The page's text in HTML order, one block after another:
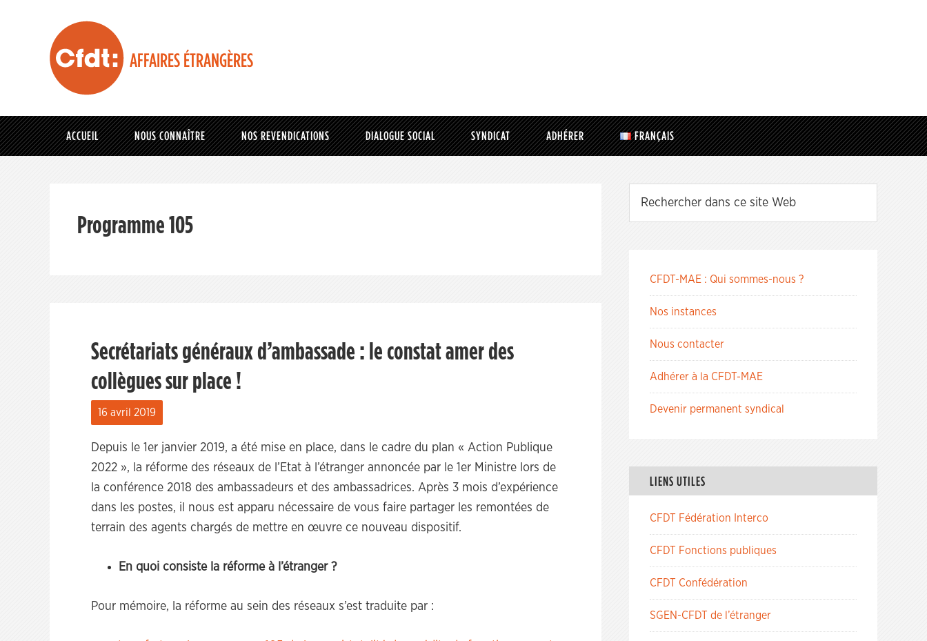
AFFAIRES ÉTRANGÈRES
ACCUEIL NOUS CONNAÎTRE NOS REVENDICATIONS DIALOGUE SOCIAL SYNDICAT ADHÉRER FRANÇAIS
Programme 105
Secrétariats généraux d’ambassade : le constat amer des
collègues sur place !
16 avril 2019
Depuis le 1er janvier 2019, a été mise en place, dans le cadre du plan « Action Publique
2022 », la réforme des réseaux de l’Etat à l’étranger annoncée par le 1er Ministre lors de
la conférence 2018 des ambassadeurs et des ambassadrices. Après 3 mois d’expérience
dans les postes, il nous est apparu nécessaire de vous faire partager les remontées de
terrain des agents chargés de mettre en œuvre ce nouveau dispositif.
En quoi consiste la réforme à l’étranger ?
Pour mémoire, la réforme au sein des réseaux s’est traduite par :
CFDT-MAE : Qui sommes-nous ?
Nos instances
Nous contacter
Adhérer à la CFDT-MAE
Devenir permanent syndical
LIENS UTILES
CFDT Fédération Interco
CFDT Fonctions publiques
CFDT Confédération
SGEN-CFDT de l’étranger